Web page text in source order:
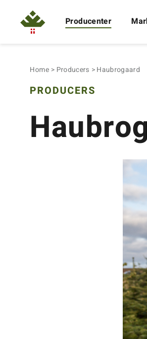
Producenter
Home Producers Haubrogaard
PRODUCERS